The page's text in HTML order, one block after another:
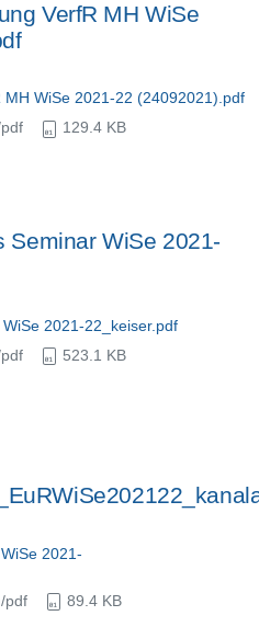
VerfR MH WiSe
WiSe 2021-22 (24092021).pdf
129.4 KB
Seminar WiSe 2021-
2021-22_keiser.pdf
523.1 KB
2021-
pdf
89.4 KB